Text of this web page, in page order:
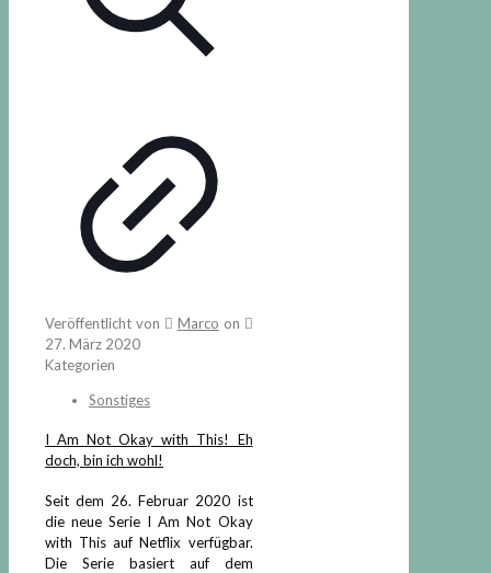
Veröffentlicht von Marco on
27. März 2020
Kategorien
Sonstiges
I Am Not Okay with This! Eh
doch, bin ich wohl!
Seit dem 26. Februar 2020 ist
die neue Serie I Am Not Okay
with This auf Netflix verfügbar.
Die Serie basiert auf dem